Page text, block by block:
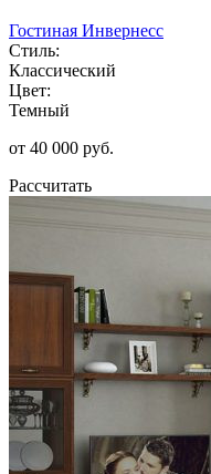
Гостиная Инвернесс
Стиль:
Классический
Цвет:
Темный
от 40 000 руб.
Рассчитать